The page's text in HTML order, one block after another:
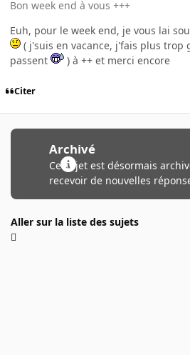
Bon week end à vous +++
Euh, pour le week end, je vous lai
( j'suis en vacance, j'fais plus trop
passent
) à ++ et merci encore
Citer
Archivé
Ce sujet est désormais
recevoir de nouvelles
Aller sur la liste des sujets